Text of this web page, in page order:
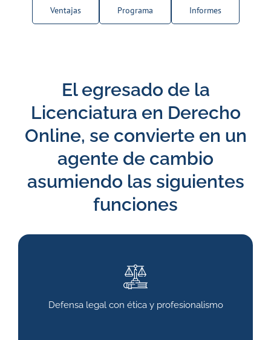
Ventajas Programa Informes
El egresado de la
Licenciatura en Derecho
Online, se convierte en un
agente de cambio
asumiendo las siguientes
funciones
Defensa legal con ética y profesionalismo